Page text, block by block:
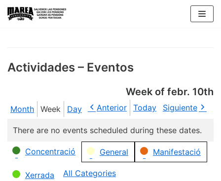
Skip
Actividades – Eventos
Week of febr. 10th
Month Week Day Anterior Today Siguiente
There are no events scheduled during these dates.
Categories
Concentració General Manifestació
Xerrada All Categories